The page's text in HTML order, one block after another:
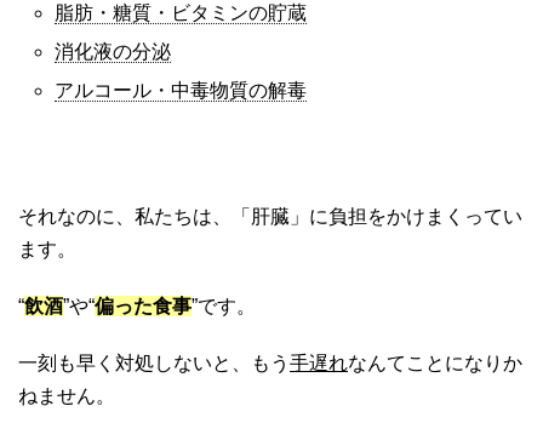
脂肪・糖質・ビタミンの貯蔵
消化液の分泌
アルコール・中毒物質の解毒
それなのに、私たちは、「肝臓」に負担をかけまくってい
ます。
“飲酒”や“偏った食事”です。
一刻も早く対処しないと、もう 手遅れなんてことになりか
ねません。